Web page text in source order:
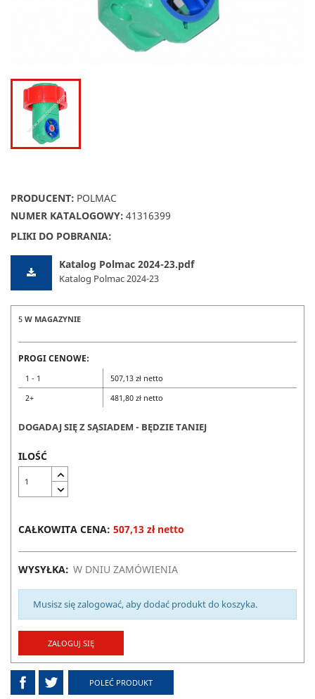
PRODUCENT: POLMAC
NUMER KATALOGOWY: 41316399
PLIKI DO POBRANIA:
Katalog Polmac 2024-23.pdf
Katalog Polmac 2024-23
5 W MAGAZYNIE
PROGI CENOWE:
1 - 1
507,13 zł netto
2+
481,80 zł netto
DOGADAJ SIĘ Z SĄSIADEM - BĘDZIE TANIEJ
ILOŚĆ
CAŁKOWITA CENA: 507,13 zł netto
WYSYŁKA: W DNIU ZAMÓWIENIA
Musisz się zalogować, aby dodać produkt do koszyka.
ZALOGUJ SIĘ
POLEĆ PRODUKT